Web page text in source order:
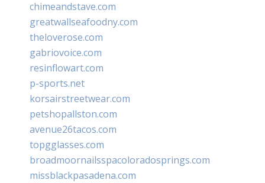
chimeandstave.com
greatwallseafoodny.com
theloverose.com
gabriovoice.com
resinflowart.com
p-sports.net
korsairstreetwear.com
petshopallston.com
avenue26tacos.com
topgglasses.com
broadmoornailsspacoloradosprings.com
missblackpasadena.com